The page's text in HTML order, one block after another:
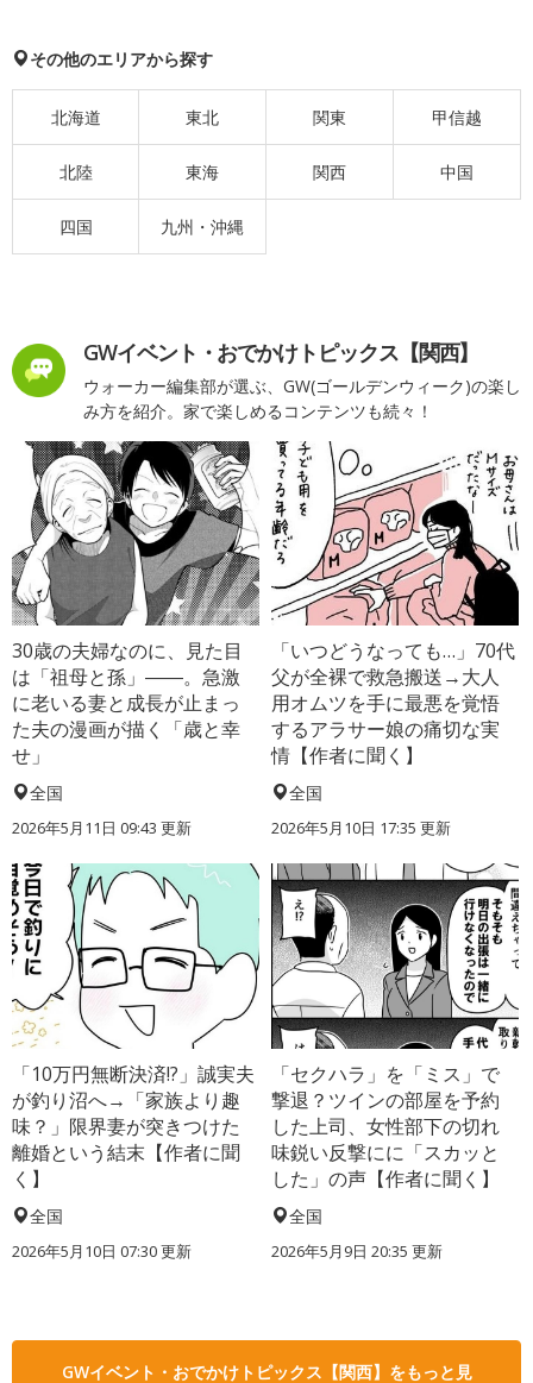
その他のエリアから探す
北海道 東北 関東 甲信越
北陸 東海 関西 中国
四国 九州・沖縄
GWイベント・おでかけトピックス【関西】
ウォーカー編集部が選ぶ、GW(ゴールデンウィーク)の楽し
み方を紹介。家で楽しめるコンテンツも続々！
30歳の夫婦なのに、見た目
は「祖母と孫」――。急激
に老いる妻と成長が止まっ
た夫の漫画が描く「歳と幸
せ」
全国
2026年5月11日 09:43 更新
「いつどうなっても…」70代
父が全裸で救急搬送→大人
用オムツを手に最悪を覚悟
するアラサー娘の痛切な実
情【作者に聞く】
全国
2026年5月10日 17:35 更新
「10万円無断決済!?」誠実夫
が釣り沼へ→「家族より趣
味？」限界妻が突きつけた
離婚という結末【作者に聞
く】
全国
2026年5月10日 07:30 更新
「セクハラ」を「ミス」で
撃退？ツインの部屋を予約
した上司、女性部下の切れ
味鋭い反撃にに「スカッと
した」の声【作者に聞く】
全国
2026年5月9日 20:35 更新
GWイベント・おでかけトピックス【関西】をもっと見